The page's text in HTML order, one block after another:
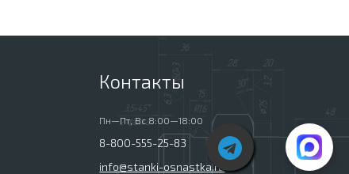
Контакты
Пн—Пт, Вс 8:00—18:00
8-800-555-25-83
info@stanki-osnastka.ru